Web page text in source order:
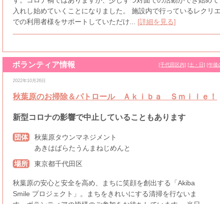
入れし始めていくことになりました。 施設内で行っているレクリ
での利用者様をサポートしていただけ... [詳細を見る]
ボランティア情報 [千代田区内] [土・日] [午後
2022年10月26日
秋葉原のお掃除＆パトロール Ａｋｉｂａ Ｓｍｉｌｅ！
新型コロナの影響で中止していることもあります
団体
秋葉原タウンマネジメント
あきはばらたうんまねじめんと
場所
東京都千代田区
秋葉原の安心と安全を高め、まちに笑顔を創出する「Akiba
Smile プロジェクト」。まちをきれいにする清掃を行ないま